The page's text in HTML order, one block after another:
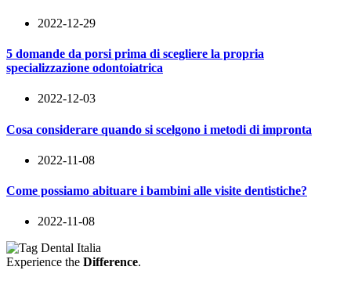
2022-12-29
5 domande da porsi prima di scegliere la propria
specializzazione odontoiatrica
2022-12-03
Cosa considerare quando si scelgono i metodi di impronta
2022-11-08
Come possiamo abituare i bambini alle visite dentistiche?
2022-11-08
Experience the Difference.